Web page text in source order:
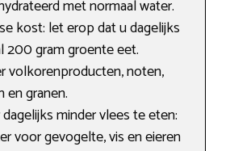
met normaal water.
kost: let erop dat u dagelijks
200 gram groente eet.
volkorenproducten, noten,
en granen.
minder vlees te eten:
voor gevogelte, vis en eieren